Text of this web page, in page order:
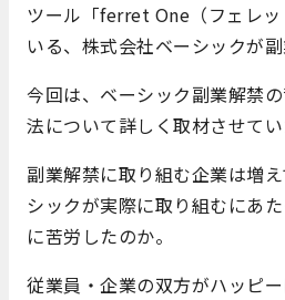
ツール「ferret One（フェレ
いる、株式会社ベーシックが副
今回は、ベーシック副業解禁
法について詳しく取材させてい
副業解禁に取り組む企業は増
シックが実際に取り組むにあ
に苦労したのか。
従業員・企業の双方がハッピ